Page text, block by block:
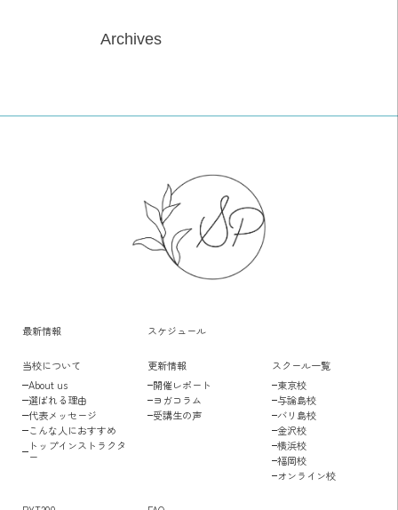
Archives
最新情報 スケジュール
当校について
About us
選ばれる理由
代表メッセージ
こんな人におすすめ
トップインストラクタ
ー
更新情報
開催レポート
ヨガコラム
受講生の声
スクール一覧
東京校
与論島校
バリ島校
金沢校
横浜校
福岡校
オンライン校